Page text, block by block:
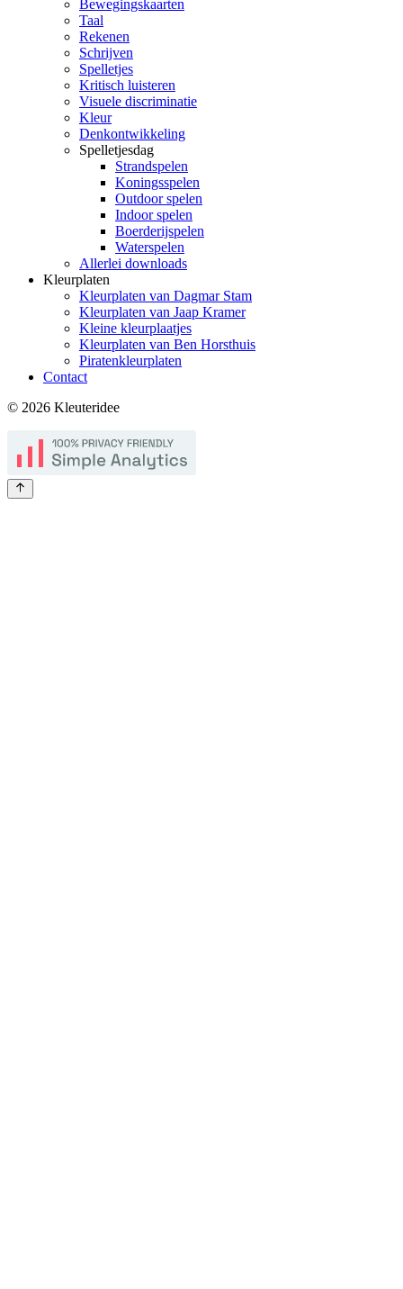
Bewegingskaarten
Taal
Rekenen
Schrijven
Spelletjes
Kritisch luisteren
Visuele discriminatie
Kleur
Denkontwikkeling
Spelletjesdag
Strandspelen
Koningsspelen
Outdoor spelen
Indoor spelen
Boerderijspelen
Waterspelen
Allerlei downloads
Kleurplaten
Kleurplaten van Dagmar Stam
Kleurplaten van Jaap Kramer
Kleine kleurplaatjes
Kleurplaten van Ben Horsthuis
Piratenkleurplaten
Contact
© 2026 Kleuteridee